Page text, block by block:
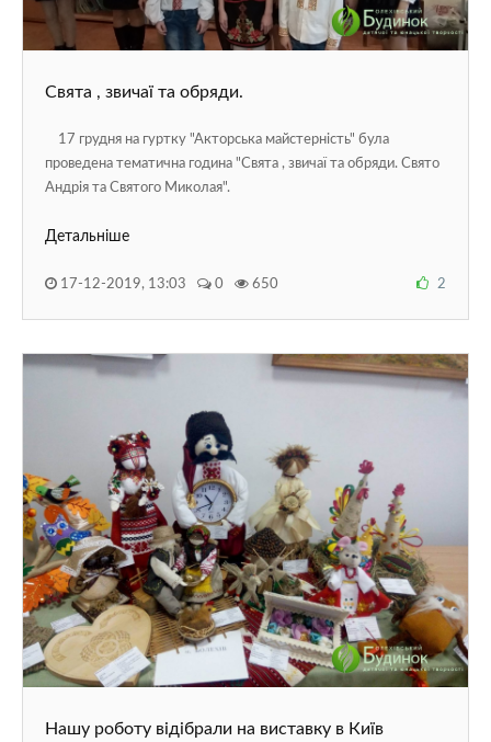
Свята , звичаї та обряди.
17 грудня на гуртку "Акторська майстерність" була
проведена тематична година "Свята , звичаї та обряди. Свято
Андрія та Святого Миколая".
Детальніше
17-12-2019, 13:03 0 650 2
Нашу роботу відібрали на виставку в Київ